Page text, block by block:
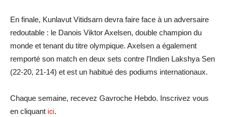
En finale, Kunlavut Vitidsarn devra faire face à un adversaire
redoutable : le Danois Viktor Axelsen, double champion du
monde et tenant du titre olympique. Axelsen a également
remporté son match en deux sets contre l’Indien Lakshya Sen
(22-20, 21-14) et est un habitué des podiums internationaux.
Chaque semaine, recevez Gavroche Hebdo. Inscrivez vous
en cliquant ici.